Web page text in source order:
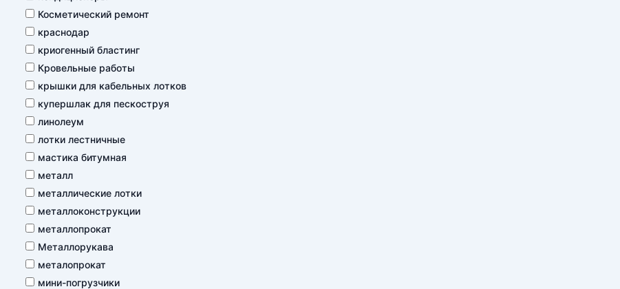
Косметический ремонт
краснодар
криогенный бластинг
Кровельные работы
крышки для кабельных лотков
купершлак для пескоструя
линолеум
лотки лестничные
мастика битумная
металл
металлические лотки
металлоконструкции
металлопрокат
Металлорукава
металопрокат
мини-погрузчики